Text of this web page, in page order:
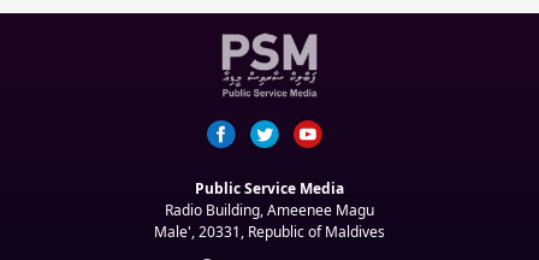
Public Service Media
Radio Building, Ameenee Magu
Male', 20331, Republic of Maldives